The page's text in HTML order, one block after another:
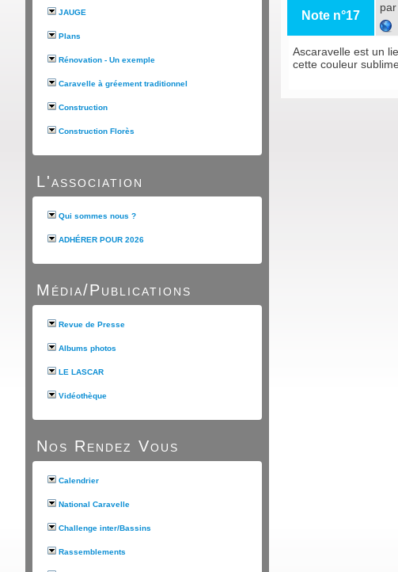
JAUGE
Plans
Rénovation - Un exemple
Caravelle à gréement traditionnel
Construction
Construction Florès
L'association
Qui sommes nous ?
ADHÉRER POUR 2026
Média/Publications
Revue de Presse
Albums photos
LE LASCAR
Vidéothèque
Nos Rendez Vous
Calendrier
National Caravelle
Challenge inter/Bassins
Rassemblements
Note n°17
par
Ascaravelle est un
cette couleur